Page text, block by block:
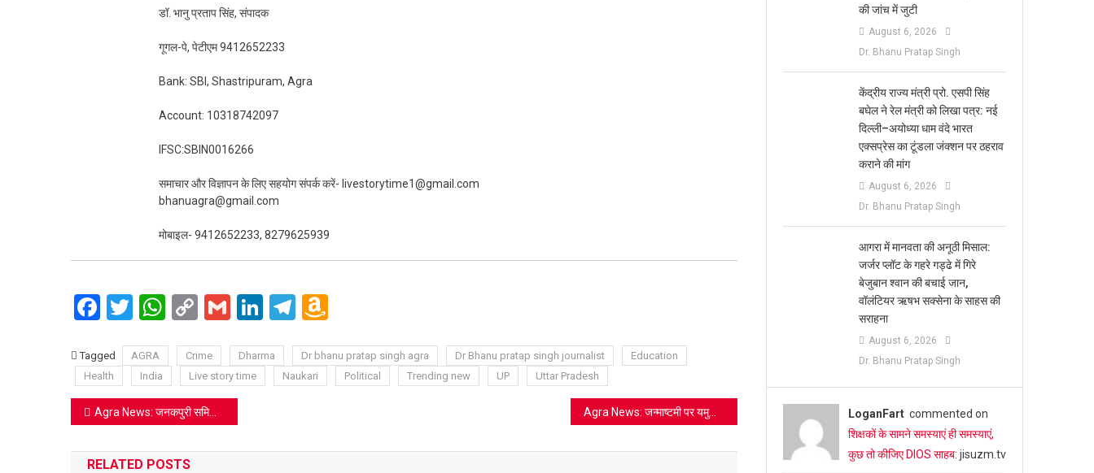
डॉ. भानु प्रताप सिंह, संपादक
गूगल-पे, पेटीएम 9412652233
Bank: SBI, Shastripuram, Agra
Account: 10318742097
IFSC:SBIN0016266
समाचार और विज्ञापन के लिए सहयोग संपर्क करें- livestorytime1@gmail.com
bhanuagra@gmail.com
मोबाइल- 9412652233, 8279625939
Facebook
Twitter
WhatsApp
CopyGmailLinkedIn
Telegram
List
Tagged AGRA Crime Dharma Dr bhanu pratap singh agra Dr Bhanu pratap singh journalist
Education
Health
India Live story time Naukari Political Trending new UP Uttar Pradesh
Post
navigation
Agra News: जनकपुरी समिति ने विकास कार्यों और सुरक्षा इंतजाम के लिए जिलाधिकारी को सौंपा मांग पत्र Agra News: जन्माष्टमी पर यमुना में सजी श्री कृष्ण लीला की सजीव झांकियां, घाट पर गूंज उठे जयकारे
RELATED POSTS
की जांच में जुटी
August 6, 2026
Dr. Bhanu Pratap Singh
केंद्रीय राज्य मंत्री प्रो. एसपी सिंह
बघेल ने रेल मंत्री को लिखा पत्र: नई
दिल्ली–अयोध्या धाम वंदे भारत
एक्सप्रेस का टूंडला जंक्शन पर ठहराव
कराने की मांग
August 6, 2026
Dr. Bhanu Pratap Singh
आगरा में मानवता की अनूठी मिसाल:
जर्जर प्लॉट के गहरे गड्ढे में गिरे
बेजुबान श्वान की बचाई जान,
वॉलंटियर ऋषभ सक्सेना के साहस की
सराहना
August 6, 2026
Dr. Bhanu Pratap Singh
LoganFartcommented on
शिक्षकों के सामने समस्याएं ही समस्याएं,
कुछ तो कीजिए DIOS साहब: jisuzm.tv